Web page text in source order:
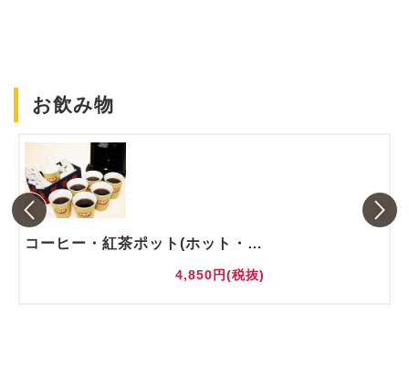
お飲み物
コーヒー・紅茶ポット(ホット・アイス)
4,850円(税抜)